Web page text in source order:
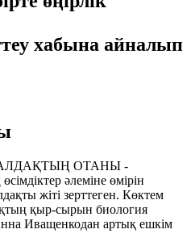
хабына айналып
ОТАНЫ -
әлеміне өмірін
жіті зерттеген. Көктем
қыр-сырын биология
Иващенкодан артық ешкім